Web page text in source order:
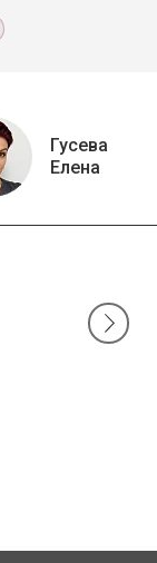
Гусева
Елена